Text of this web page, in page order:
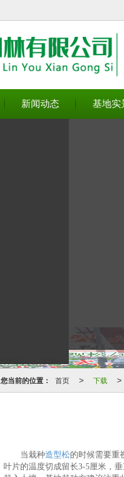
新闻动态 基地实
您当前的位置： 首页 > 下载 >
当栽种造型松的时候需要重
叶片的温度切成留长3-5厘米，